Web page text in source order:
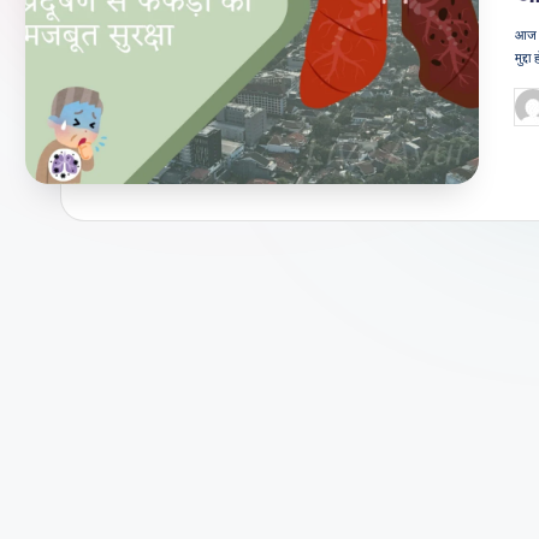
जी
वन
शै
ली
का
आज
by